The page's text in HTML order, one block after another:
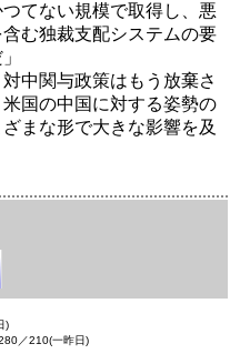
てない規模で取得し、悪
む独裁支配システムの要
中関与政策はもう放棄さ
国の中国に対する姿勢の
まな形で大きな影響を及
)
／210(一昨日)